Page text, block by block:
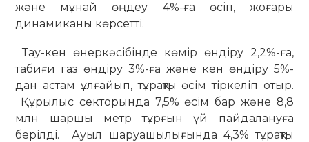
және мұнай өңдеу 4%-ға өсіп, жоғары
динамиканы көрсетті.
Тау-кен өнеркәсібінде көмір өндіру 2,2%-ға,
табиғи газ өндіру 3%-ға және кен өндіру 5%-
дан астам ұлғайып, тұрақты өсім тіркеліп отыр.
Құрылыс секторында 7,5% өсім бар және 8,8
млн шаршы метр тұрғын үй пайдалануға
берілді. Ауыл шаруашылығында 4,3% тұрақты